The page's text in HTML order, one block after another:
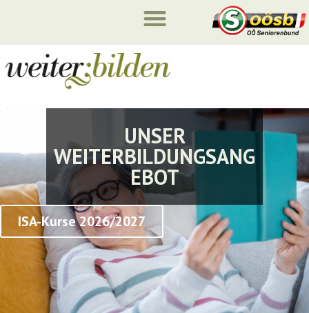
UNSER
WEITERBILDUNGSANG
EBOT
ISA-Kurse 2026/2027